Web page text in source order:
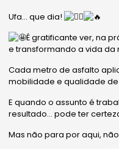
Ufa… que dia!
É gratificante ver, na
e transformando a vida da
Cada metro de asfalto
mobilidade e qualidade de
E quando o assunto é
resultado… pode ter
Mas não para por aqui,